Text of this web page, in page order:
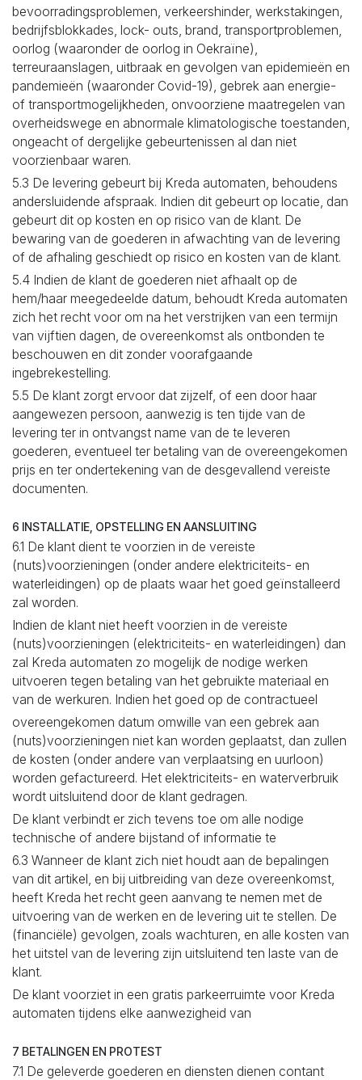
bevoorradingsproblemen, verkeershinder, werkstakingen,
bedrijfsblokkades, lock- outs, brand, transportproblemen,
oorlog (waaronder de oorlog in Oekraïne),
terreuraanslagen, uitbraak en gevolgen van epidemieën en
pandemieën (waaronder Covid-19), gebrek aan energie-
of transportmogelijkheden, onvoorziene maatregelen van
overheidswege en abnormale klimatologische toestanden,
ongeacht of dergelijke gebeurtenissen al dan niet
voorzienbaar waren.
5.3 De levering gebeurt bij Kreda automaten, behoudens
andersluidende afspraak. Indien dit gebeurt op locatie, dan
gebeurt dit op kosten en op risico van de klant. De
bewaring van de goederen in afwachting van de levering
of de afhaling geschiedt op risico en kosten van de klant.
5.4 Indien de klant de goederen niet afhaalt op de
hem/haar meegedeelde datum, behoudt Kreda automaten
zich het recht voor om na het verstrijken van een termijn
van vijftien dagen, de overeenkomst als ontbonden te
beschouwen en dit zonder voorafgaande
ingebrekestelling.
5.5 De klant zorgt ervoor dat zijzelf, of een door haar
aangewezen persoon, aanwezig is ten tijde van de
levering ter in ontvangst name van de te leveren
goederen, eventueel ter betaling van de overeengekomen
prijs en ter ondertekening van de desgevallend vereiste
documenten.
6 INSTALLATIE, OPSTELLING EN AANSLUITING
6.1 De klant dient te voorzien in de vereiste
(nuts)voorzieningen (onder andere elektriciteits- en
waterleidingen) op de plaats waar het goed geïnstalleerd
zal worden.
Indien de klant niet heeft voorzien in de vereiste
(nuts)voorzieningen (elektriciteits- en waterleidingen) dan
zal Kreda automaten zo mogelijk de nodige werken
uitvoeren tegen betaling van het gebruikte materiaal en
van de werkuren. Indien het goed op de contractueel
overeengekomen datum omwille van een gebrek aan
(nuts)voorzieningen niet kan worden geplaatst, dan zullen
de kosten (onder andere van verplaatsing en uurloon)
worden gefactureerd. Het elektriciteits- en waterverbruik
wordt uitsluitend door de klant gedragen.
De klant verbindt er zich tevens toe om alle nodige
technische of andere bijstand of informatie te
6.3 Wanneer de klant zich niet houdt aan de bepalingen
van dit artikel, en bij uitbreiding van deze overeenkomst,
heeft Kreda het recht geen aanvang te nemen met de
uitvoering van de werken en de levering uit te stellen. De
(financiële) gevolgen, zoals wachturen, en alle kosten van
het uitstel van de levering zijn uitsluitend ten laste van de
klant.
De klant voorziet in een gratis parkeerruimte voor Kreda
automaten tijdens elke aanwezigheid van
7 BETALINGEN EN PROTEST
7.1 De geleverde goederen en diensten dienen contant